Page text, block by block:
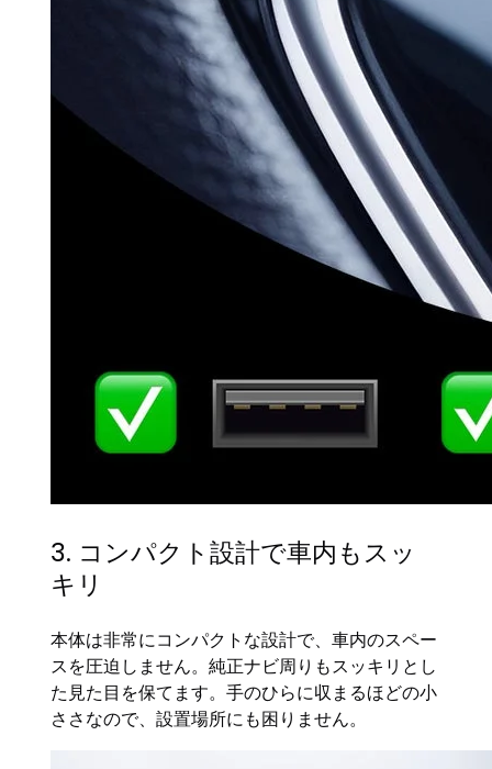
3. コンパクト設計で車内もスッ
キリ
本体は非常にコンパクトな設計で、車内のスペー
スを圧迫しません。純正ナビ周りもスッキリとし
た見た目を保てます。手のひらに収まるほどの小
ささなので、設置場所にも困りません。